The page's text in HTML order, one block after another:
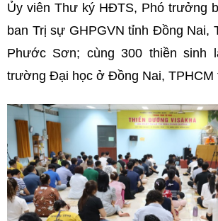
Ủy viên Thư ký HĐTS, Phó trưởng
ban Trị sự GHPGVN tỉnh Đồng Nai,
Phước Sơn; cùng 300 thiền sinh
trường Đại học ở Đồng Nai, TPHCM